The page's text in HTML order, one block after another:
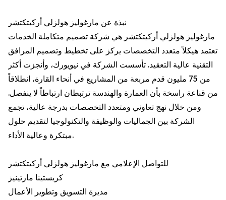
نبذة عن مارغوليز هولزلي أركيتكتشر
مارغوليز هولزلي أركيتكتشر هي شركة تصميم متكاملة الخدمات
تعتمد هيكلاً متعدد التخصصات يركز على تخطيط وتصميم المرافق
التقنية عالية التعقيد. تأسست الشركة في نيويورك، وأنجزت أكثر
من 75 مليون قدم مربعة من المشاريع في أنحاء القارة، انطلاقاً
من قناعة راسخة بأن العمارة والهندسة ترتبطان ارتباطاً لا ينفصل.
ومن خلال نهج تعاوني ومتعدد التخصصات بدرجة عالية، تجمع
الشركة بين الجماليات والوظيفة والتكنولوجيا لتقديم حلول
مبتكرة وعالية الأداء.
للتواصل الإعلامي مع مارغوليز هولزلي أركيتكتشر
كريستينا مارتينيز
مديرة التسويق وتطوير الأعمال